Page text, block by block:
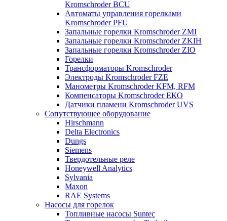
Kromschroder BCU
Автоматы управления горелками
Kromschroder PFU
Запальные горелки Kromschroder ZМI
Запальные горелки Kromschroder ZKIH
Запальные горелки Kromschroder ZIO
Горелки
Трансформаторы Kromschroder
Электроды Kromschroder FZE
Манометры Kromschroder KFM, RFM
Компенсаторы Kromschroder ЕКО
Датчики пламени Kromschroder UVS
Сопутствующее оборудование
Hirschmann
Delta Electronics
Dungs
Siemens
Твердотельные реле
Honeywell Analytics
Sylvania
Maxon
RAE Systems
Насосы для горелок
Топливные насосы Suntec